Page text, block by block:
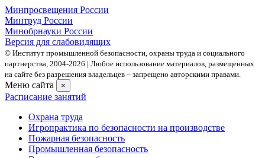
Минпросвещения России
Минтруд России
Минобрнауки России
Версия для слабовидящих
© Институт промышленной безопасности, охраны труда и социального
партнерства, 2004- 2026 | Любое использование материалов, размещенных
на сайте без разрешения владельцев – запрещено авторскими правами.
Меню сайта ×
Расписание занятий
Охрана труда
Игропрактика по безопасности на производстве
Пожарная безопасность
Промышленная безопасность